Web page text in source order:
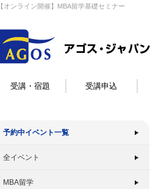
【オンライン開催】MBA留学基礎セミナー
受講・宿題 受講申込
予約中イベント一覧
全イベント
MBA留学